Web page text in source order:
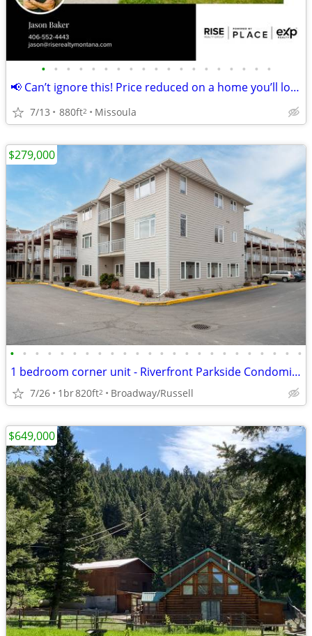
• • • • • • • • • • • • • • • • • • •
📢 Can’t ignore this! Price reduced on a home you’ll love! 🏡❤️
7/13 880ft2 Missoula
• • • • • • • • • • • • • • • • • • • • • • • •
1 bedroom corner unit - Riverfront Parkside Condominium
7/26 1br820ft2 Broadway/Russell
$279,000
$649,000